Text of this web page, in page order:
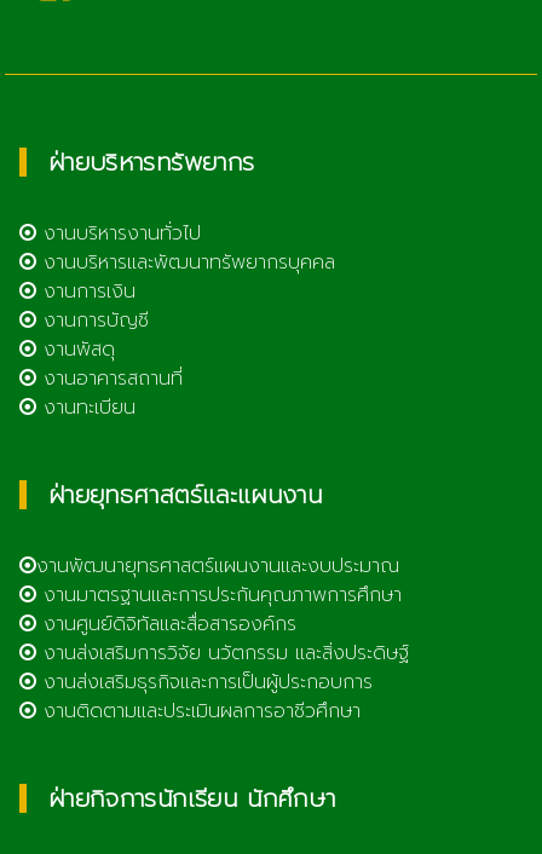
ฝ่ายบริหารทรัพยากร
งานบริหารงานทั่วไป
งานบริหารและพัฒนาทรัพยากรบุคคล
งานการเงิน
งานการบัญชี
งานพัสดุ
งานอาคารสถานที่
งานทะเบียน
ฝ่ายยุทธศาสตร์และแผนงาน
งานพัฒนายุทธศาสตร์แผนงานและงบประมาณ
งานมาตรฐานและการประกันคุณภาพการศึกษา
งานศูนย์ดิจิทัลและสื่อสารองค์กร
งานส่งเสริมการวิจัย นวัตกรรม และสิ่งประดิษฐ์
งานส่งเสริมธุรกิจและการเป็นผู้ประกอบการ
งานติดตามและประเมินผลการอาชีวศึกษา
ฝ่ายกิจการนักเรียน นักศึกษา